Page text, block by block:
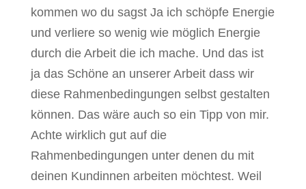
kommen wo du sagst Ja ich schöpfe Energie
und verliere so wenig wie möglich Energie
durch die Arbeit die ich mache. Und das ist
ja das Schöne an unserer Arbeit dass wir
diese Rahmenbedingungen selbst gestalten
können. Das wäre auch so ein Tipp von mir.
Achte wirklich gut auf die
Rahmenbedingungen unter denen du mit
deinen Kundinnen arbeiten möchtest. Weil